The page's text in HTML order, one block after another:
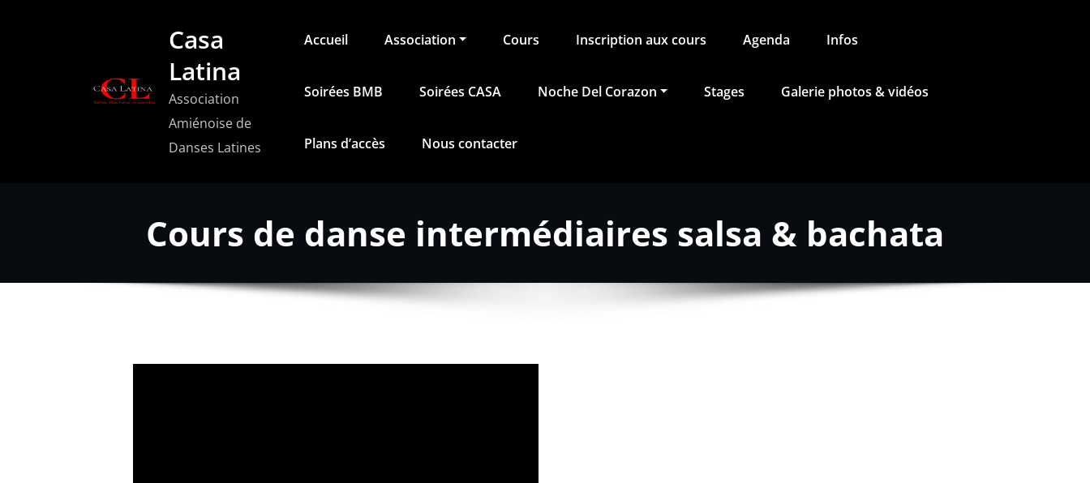
Casa
Latina
Association
Amiénoise de
Danses Latines
Accueil Association Cours Inscription aux cours Agenda Infos
Soirées BMB Soirées CASA Noche Del Corazon Stages Galerie photos & vidéos
Plans d’accès Nous contacter
Cours de danse intermédiaires salsa & bachata